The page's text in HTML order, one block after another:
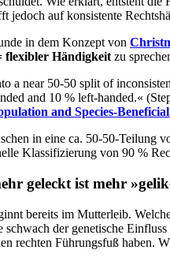
jedoch auf konsistente
in dem Konzept von
flexibler Händigkeit zu
a near 50-50 split of
and 10 % left-handed.«
and Species-
in eine ca. 50-50-Teilung
Klassifizierung von 90 %
geleckt ist mehr
bereits im Mutterleib.
der genetische
rechten Führungsfuß haben.